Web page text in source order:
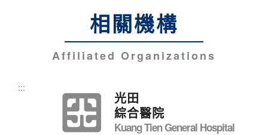
相關機構
Affiliated Organizations
:::
光田
綜合醫院
Kuang Tien General Hospital